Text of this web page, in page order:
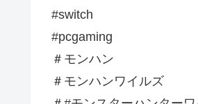
#switch
#pcgaming
＃モンハン
＃モンハンワイルズ